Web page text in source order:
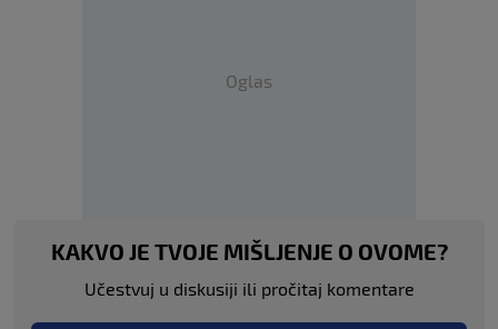
Oglas
KAKVO JE TVOJE MIŠLJENJE O OVOME?
Učestvuj u diskusiji ili pročitaj komentare